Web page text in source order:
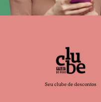
Seu clube de descontos